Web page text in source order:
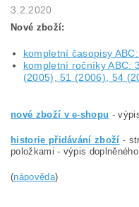
3.2.2020
Nové zboží:
kompletní časopisy
kompletní ročníky ABC:
(2005), 51 (2006), 54
nové zboží v e-shopu -
historie přidávání zboží -
položkami - výpis
(nápověda)